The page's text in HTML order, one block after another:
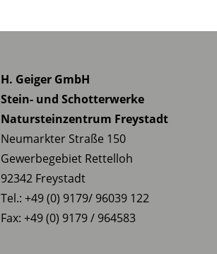
H. Geiger GmbH
Stein- und Schotterwerke
Natursteinzentrum Freystadt
Neumarkter Straße 150
Gewerbegebiet Rettelloh
92342 Freystadt
Tel.: +49 (0) 9179/ 96039 122
Fax: +49 (0) 9179 / 964583